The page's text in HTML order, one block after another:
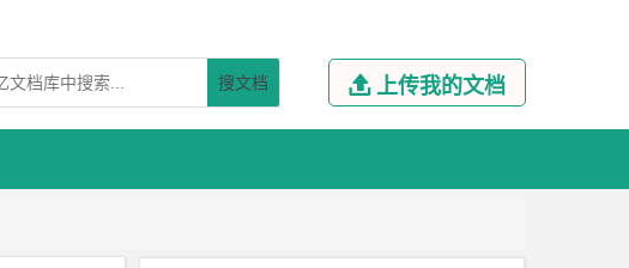
搜文档  上传我的文档